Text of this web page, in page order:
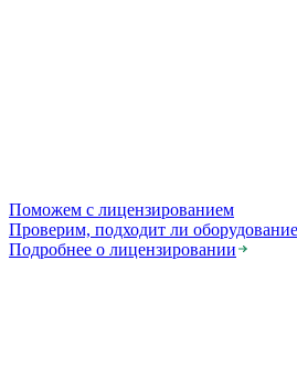
Поможем с лицензированием
Проверим, подходит ли
Подробнее о лицензировании